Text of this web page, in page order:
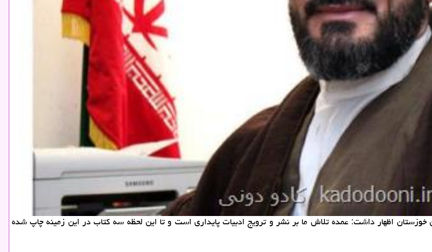
اظهار داشت: عمده تلاش ما بر نشر و ترویج ادبیات پایداری است و تا این لحظه سه كتاب در این زمینه چاپ شده